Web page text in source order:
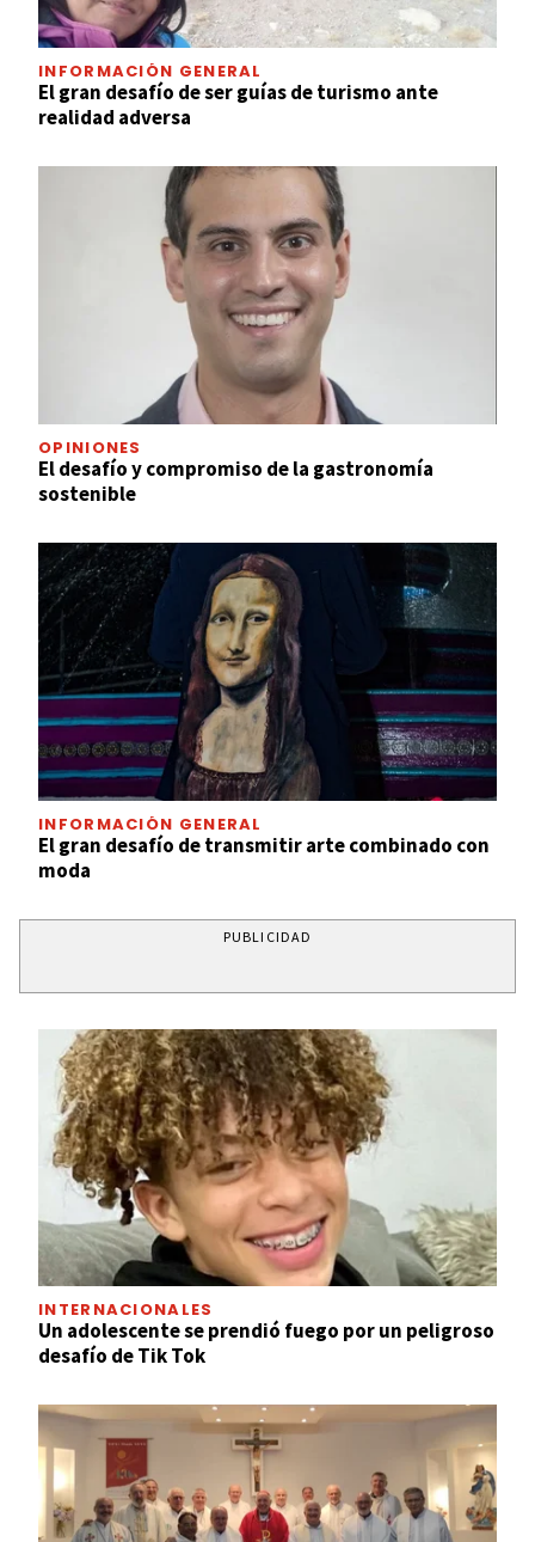
INFORMACIÓN GENERAL
El gran desafío de ser guías de turismo ante
realidad adversa
OPINIONES
El desafío y compromiso de la gastronomía
sostenible
INFORMACIÓN GENERAL
El gran desafío de transmitir arte combinado con
moda
PUBLICIDAD
INTERNACIONALES
Un adolescente se prendió fuego por un peligroso
desafío de Tik Tok